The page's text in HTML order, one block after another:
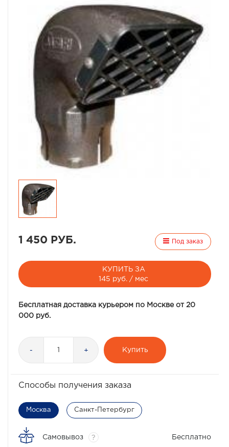
1 450 РУБ. Под заказ
КУПИТЬ ЗА
145 руб. / мес
Бесплатная доставка курьером по Москве от 20
000 руб.
- + Купить
Способы получения заказа
Москва Санкт-Петербург
Самовывоз ? Бесплатно